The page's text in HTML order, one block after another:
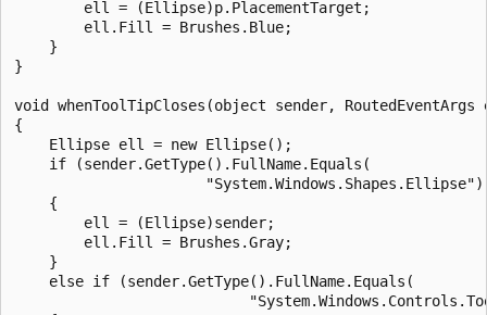
        ell = (Ellipse)p.PlacementTarget;
        ell.Fill = Brushes.Blue;
    }
}
void whenToolTipCloses(object sender, RoutedEventArgs
{
    Ellipse ell = new Ellipse();
    if (sender.GetType().FullName.Equals(
    {
        ell = (Ellipse)sender;
        ell.Fill = Brushes.Gray;
    }
    else if (sender.GetType().FullName.Equals(